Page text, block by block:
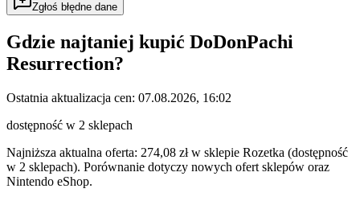
Zgłoś błędne dane
Gdzie najtaniej kupić DoDonPachi
Resurrection?
Ostatnia aktualizacja cen: 07.08.2026, 16:02
dostępność w 2 sklepach
Najniższa aktualna oferta: 274,08 zł w sklepie Rozetka (dostępność
w 2 sklepach). Porównanie dotyczy nowych ofert sklepów oraz
Nintendo eShop.